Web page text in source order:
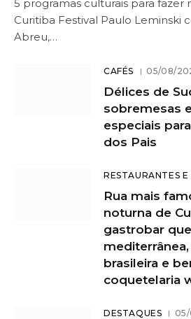
5 programas culturais para fazer
Curitiba Festival Paulo Leminski
Abreu,…
CAFÉS 05/08/
Délices de
sobremesas
especiais
dos Pais
RESTAURANTES E
Rua mais
noturna de
gastrobar
brasileira e
coquetelaria
DESTAQUES